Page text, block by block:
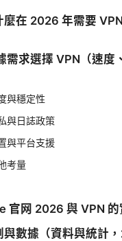
麼在 2026 年需要 VPN
需求選擇 VPN（速度
與穩定性
與日誌政策
與平台支援
考量
官网 2026 與 VPN 的
與數據（資料與統計，